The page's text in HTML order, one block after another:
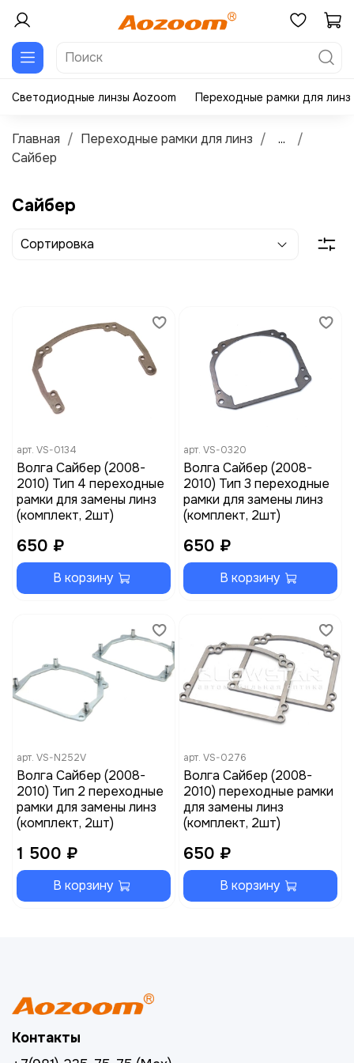
Светодиодные линзы Aozoom Переходные рамки для линз
Главная Переходные рамки для линз
...
Сайбер
Сайбер
арт. VS-0134
Волга Сайбер (2008-
2010) Тип 4 переходные
рамки для замены линз
(комплект, 2шт)
650 ₽
В корзину
арт. VS-0320
Волга Сайбер (2008-
2010) Тип 3 переходные
рамки для замены линз
(комплект, 2шт)
650 ₽
В корзину
арт. VS-N252V
Волга Сайбер (2008-
2010) Тип 2 переходные
рамки для замены линз
(комплект, 2шт)
1 500 ₽
В корзину
арт. VS-0276
Волга Сайбер (2008-
2010) переходные рамки
для замены линз
(комплект, 2шт)
650 ₽
В корзину
Контакты